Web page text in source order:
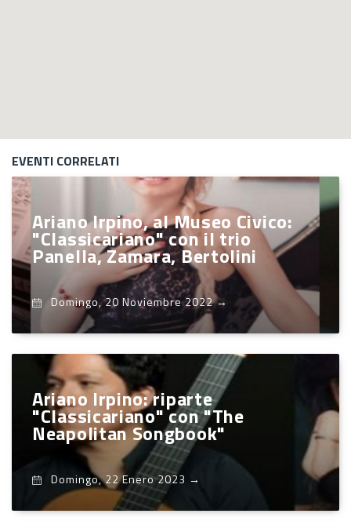
EVENTI CORRELATI
Ariano Irpino, al Museo Civico:
"Classicariano" con il trio
Panella, Zamara, Bertolini
Domingo, 20 Noviembre 2022→
Ariano Irpino: riparte
"Classicariano" con "The
Neapolitan Songbook"
Domingo, 22 Enero 2023 →